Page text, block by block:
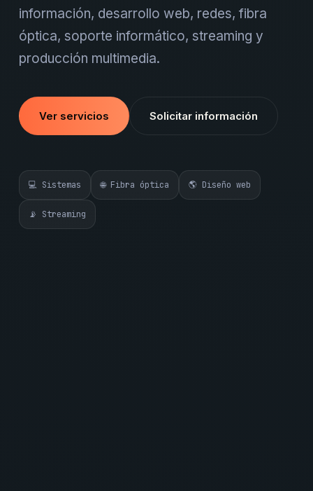
información, desarrollo web, redes, fibra
óptica, soporte informático, streaming y
producción multimedia.
Ver servicios Solicitar información
💻 Sistemas 🌐 Fibra óptica 🌎 Diseño web
📡 Streaming